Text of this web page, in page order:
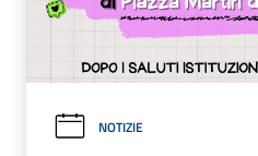
NOTIZIE